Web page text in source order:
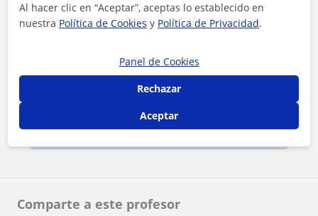
Comparte a este profesor
Al hacer clic, aceptas nuestroaviso legal
Contactar ahora
Al hacer clic en “Aceptar”, aceptas lo establecido en
nuestra Política de Cookies y Política de Privacidad.
Panel de Cookies
Rechazar
Aceptar